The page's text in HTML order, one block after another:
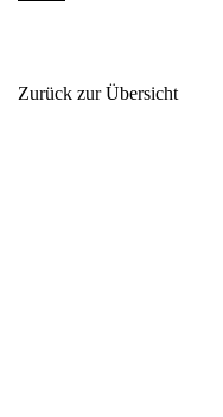
Zurück zur Übersicht